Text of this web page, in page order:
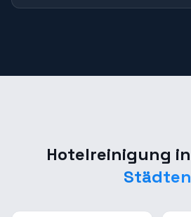
Hotelreinigung in
Städten